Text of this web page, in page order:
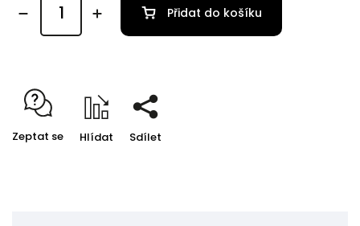
Přidat do košíku
Zeptat se Hlídat Sdílet